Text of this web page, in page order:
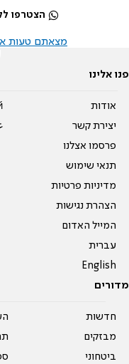
הצטרפו
מצאתם טעות
פנו אלינו
אודות
יצירת קשר
פרסמו אצלנו
תנאי שימוש
מדיניות פרטיות
הצהרת נגישות
המייל האדום
עברית
English
מדורים
חדשות
מבזקים
ביטחוני